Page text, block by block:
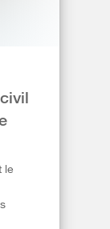
le